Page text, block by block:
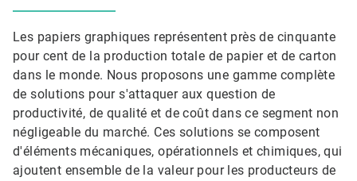
Les papiers graphiques représentent près de cinquante
pour cent de la production totale de papier et de carton
dans le monde. Nous proposons une gamme complète
de solutions pour s'attaquer aux question de
productivité, de qualité et de coût dans ce segment non
négligeable du marché. Ces solutions se composent
d'éléments mécaniques, opérationnels et chimiques, qui
ajoutent ensemble de la valeur pour les producteurs de